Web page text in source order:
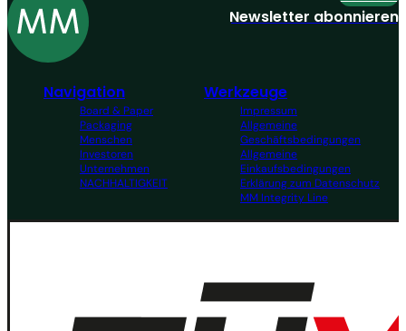
Navigation
Board & Paper
Packaging
Menschen
Investoren
Unternehmen
NACHHALTIGKEIT
Werkzeuge
Impressum
Allgemeine
Geschäftsbedingungen
Allgemeine
Einkaufsbedingungen
Erklärung zum Datenschutz
MM Integrity Line
Newsletter abonnieren